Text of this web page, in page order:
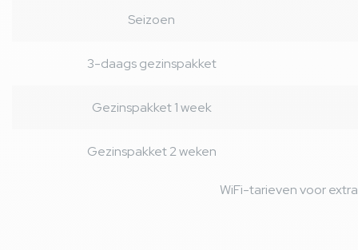
WiFi-tarieven voor
Seizoen
3-daags gezinspakket
Gezinspakket 1 week
Gezinspakket 2 weken